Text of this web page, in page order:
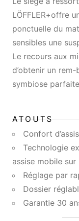
LÖFFLER+offre
ponctuelle du
sensibles une
Le recours aux
d’obtenir un
symbiose
ATOUTS
Confort
Technologie
assise mobile
Réglage par
Dossier
Garantie 30